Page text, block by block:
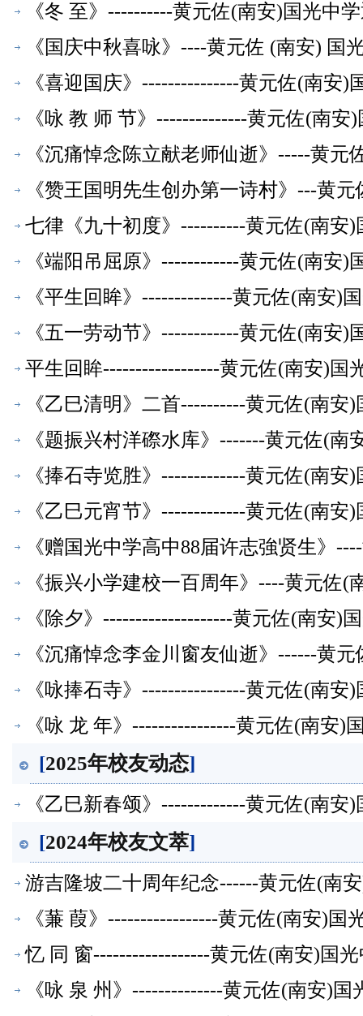
《冬 至》----------黄元佐(南安)国光中
《国庆中秋喜咏》----黄元佐 (南安) 国
《喜迎国庆》---------------黄元佐(南安
《咏 教 师 节》--------------黄元佐(南
《沉痛悼念陈立献老师仙逝》-----黄
《赞王国明先生创办第一诗村》---黄
七律《九十初度》----------黄元佐(南安
《端阳吊屈原》------------黄元佐(南安
《平生回眸》--------------黄元佐(南安)
《五一劳动节》------------黄元佐(南安
平生回眸------------------黄元佐(南安)国
《乙巳清明》二首----------黄元佐(南
《题振兴村洋磜水库》-------黄元佐(
《捧石寺览胜》-------------黄元佐(南
《乙巳元宵节》-------------黄元佐(南
《赠国光中学高中88届许志強贤生》
《振兴小学建校一百周年》----黄元佐
《除夕》--------------------黄元佐(南安)
《沉痛悼念李金川窗友仙逝》------黄
《咏捧石寺》----------------黄元佐(南
《咏 龙 年》----------------黄元佐(南安)
[2025年校友动态]
《乙巳新春颂》-------------黄元佐(南
[2024年校友文萃]
游吉隆坡二十周年纪念------黄元佐(南
《蒹 葭》-----------------黄元佐(南安)国
忆 同 窗------------------黄元佐(南安)国
《咏 泉 州》--------------黄元佐(南安)